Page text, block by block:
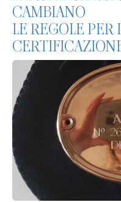
CAMBIANO
LE REGOLE PER